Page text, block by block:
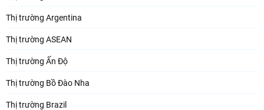
Thị trường Argentina
Thị trường ASEAN
Thị trường Ấn Độ
Thị trường Bồ Đào Nha
Thị trường Brazil